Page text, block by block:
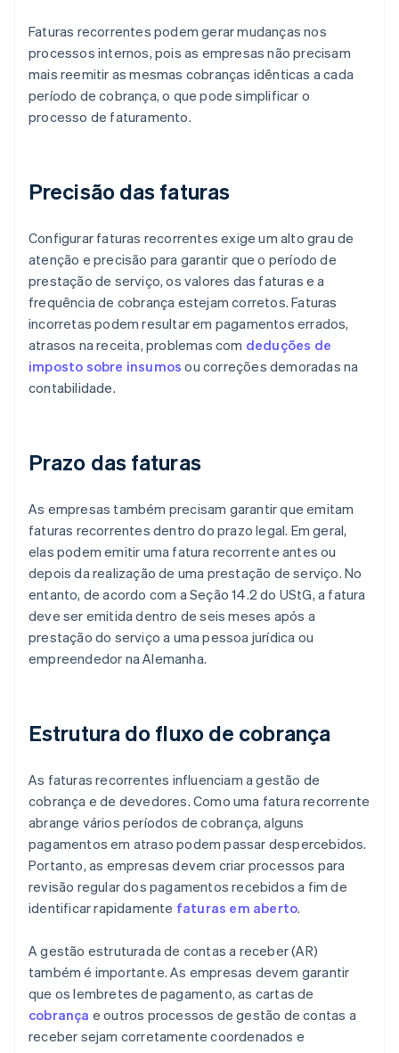
Faturas recorrentes podem gerar mudanças nos
processos internos, pois as empresas não precisam
mais reemitir as mesmas cobranças idênticas a cada
período de cobrança, o que pode simplificar o
processo de faturamento.
Precisão das faturas
Configurar faturas recorrentes exige um alto grau de
atenção e precisão para garantir que o período de
prestação de serviço, os valores das faturas e a
frequência de cobrança estejam corretos. Faturas
incorretas podem resultar em pagamentos errados,
atrasos na receita, problemas com deduções de
imposto sobre insumos ou correções demoradas na
contabilidade.
Prazo das faturas
As empresas também precisam garantir que emitam
faturas recorrentes dentro do prazo legal. Em geral,
elas podem emitir uma fatura recorrente antes ou
depois da realização de uma prestação de serviço. No
entanto, de acordo com a Seção 14.2 do UStG, a fatura
deve ser emitida dentro de seis meses após a
prestação do serviço a uma pessoa jurídica ou
empreendedor na Alemanha.
Estrutura do fluxo de cobrança
As faturas recorrentes influenciam a gestão de
cobrança e de devedores. Como uma fatura recorrente
abrange vários períodos de cobrança, alguns
pagamentos em atraso podem passar despercebidos.
Portanto, as empresas devem criar processos para
revisão regular dos pagamentos recebidos a fim de
identificar rapidamente faturas em aberto.
A gestão estruturada de contas a receber (AR)
também é importante. As empresas devem garantir
que os lembretes de pagamento, as cartas de
cobrança e outros processos de gestão de contas a
receber sejam corretamente coordenados e